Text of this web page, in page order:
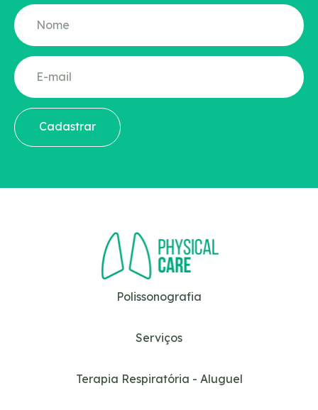
Cadastrar
Polissonografia
Serviços
Terapia Respiratória - Aluguel